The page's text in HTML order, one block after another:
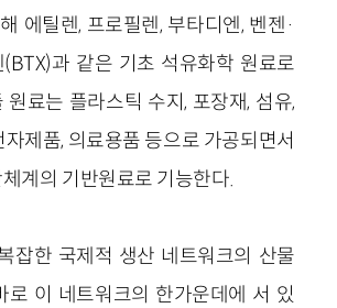
에틸렌, 프로필렌, 부타디엔, 벤젠·
과 같은 기초 석유화학 원료로
원료는 플라스틱 수지, 포장재, 섬유,
자제품, 의료용품 등으로 가공되면서
계의 기반원료로 기능한다.
잡한 국제적 생산 네트워크의 산물
로 이 네트워크의 한가운데에 서 있